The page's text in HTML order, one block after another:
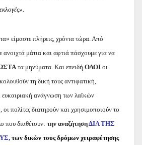
είμαστε πλήρεις, χρόνια τώρα. Από
ανοιχτά μάτια και αφτιά πάσχουμε για να
τα μηνύματα. Και επειδή ΟΛΟΙ οι
τη δική τους αντιφατική,
ευκαιριακή ανάγνωση των λαϊκών
πολίτες διατηρούν και χρησιμοποιούν το
που διαθέτουν: την αναζήτησηΔΙΑ ΤΗΣ
των δικών τους δρόμων χειραφέτησης